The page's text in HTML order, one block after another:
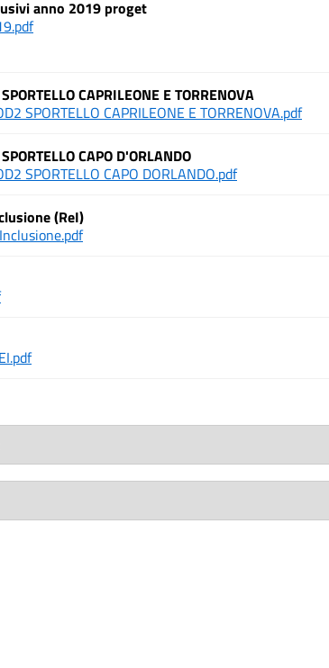
anno 2019 proget
CAPRILEONE E TORRENOVA
SPORTELLO CAPRILEONE E TORRENOVA.pdf
CAPO D'ORLANDO
SPORTELLO CAPO DORLANDO.pdf
(ReI)